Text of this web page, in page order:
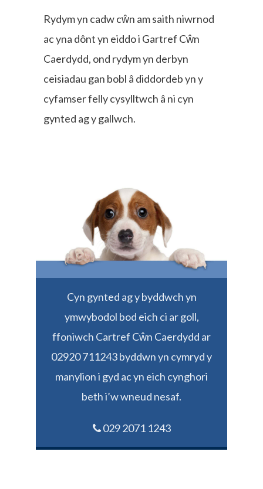
Rydym yn cadw cŵn am saith niwrnod
ac yna dônt yn eiddo i Gartref Cŵn
Caerdydd, ond rydym yn derbyn
ceisiadau gan bobl â diddordeb yn y
cyfamser felly cysylltwch â ni cyn
gynted ag y gallwch.
Cyn gynted ag y byddwch yn
ymwybodol bod eich ci ar goll,
ffoniwch Cartref Cŵn Caerdydd ar
02920 711243 byddwn yn cymryd y
manylion i gyd ac yn eich cynghori
beth i’w wneud nesaf.
029 2071 1243